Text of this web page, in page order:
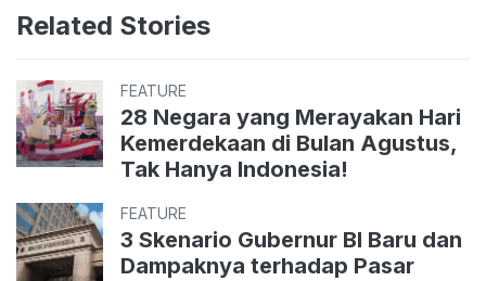
Related Stories
FEATURE
28 Negara yang Merayakan Hari
Kemerdekaan di Bulan Agustus,
Tak Hanya Indonesia!
FEATURE
3 Skenario Gubernur BI Baru dan
Dampaknya terhadap Pasar